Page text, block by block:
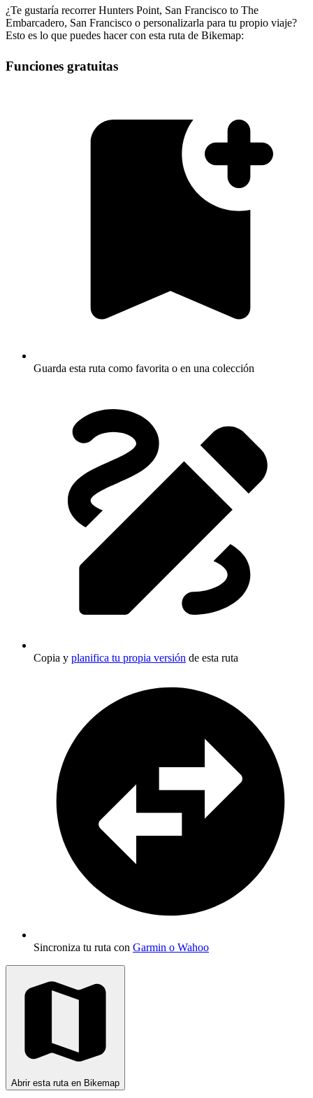
¿Te gustaría recorrer Hunters Point, San Francisco to The
Embarcadero, San Francisco o personalizarla para tu propio viaje?
Esto es lo que puedes hacer con esta ruta de Bikemap:
Funciones gratuitas
Guarda esta ruta como favorita o en una colección
Copia y planifica tu propia versión de esta ruta
Sincroniza tu ruta con Garmin o Wahoo
Abrir esta ruta en Bikemap